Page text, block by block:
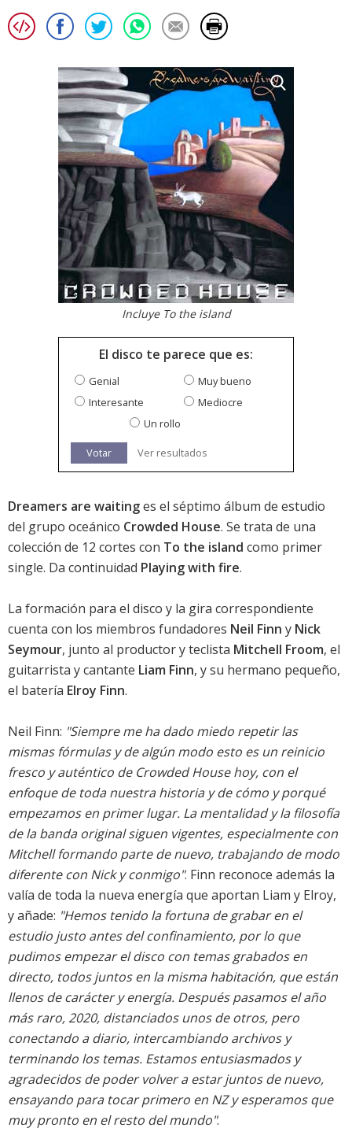
Incluye To the island
El disco te parece que es:
Genial
Muy bueno
Interesante
Mediocre
Un rollo
Votar Ver resultados
Dreamers are waitinges el séptimo álbum de estudio
del grupo oceánico Crowded House. Se trata de una
colección de 12 cortes con To the island como primer
single. Da continuidad Playing with fire.
La formación para el disco y la gira correspondiente
cuenta con los miembros fundadores Neil Finn y Nick
Seymour, junto al productor y teclista Mitchell Froom, el
guitarrista y cantante Liam Finn, y su hermano pequeño,
el batería Elroy Finn.
Neil Finn: "Siempre me ha dado miedo repetir las
mismas fórmulas y de algún modo esto es un reinicio
fresco y auténtico de Crowded House hoy, con el
enfoque de toda nuestra historia y de cómo y porqué
empezamos en primer lugar. La mentalidad y la filosofía
de la banda original siguen vigentes, especialmente con
Mitchell formando parte de nuevo, trabajando de modo
diferente con Nick y conmigo". Finn reconoce además la
valía de toda la nueva energía que aportan Liam y Elroy,
y añade: "Hemos tenido la fortuna de grabar en el
estudio justo antes del confinamiento, por lo que
pudimos empezar el disco con temas grabados en
directo, todos juntos en la misma habitación, que están
llenos de carácter y energía. Después pasamos el año
más raro, 2020, distanciados unos de otros, pero
conectando a diario, intercambiando archivos y
terminando los temas. Estamos entusiasmados y
agradecidos de poder volver a estar juntos de nuevo,
ensayando para tocar primero en NZ y esperamos que
muy pronto en el resto del mundo".